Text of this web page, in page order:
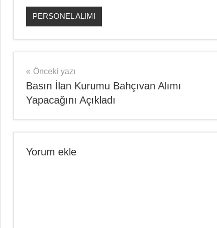
PERSONEL ALIMI
Yazı
gezinmesi
Önceki yazı
Basın İlan Kurumu Bahçıvan Alımı
Yapacağını Açıkladı
Yorum ekle